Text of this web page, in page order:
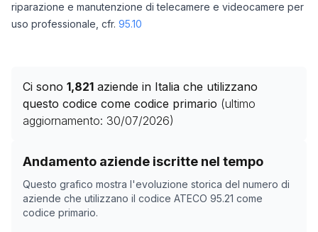
riparazione e manutenzione di telecamere e videocamere per
uso professionale, cfr. 95.10
Ci sono 1,821 aziende in Italia che utilizzano
questo codice come codice primario (ultimo
aggiornamento: 30/07/2026)
Andamento aziende iscritte nel tempo
Questo grafico mostra l'evoluzione storica del numero di
aziende che utilizzano il codice ATECO 95.21 come
codice primario.
Storico numero di aziende con codice ATECO
Data rilevazione
14/04/2025
1909
19/11/2025